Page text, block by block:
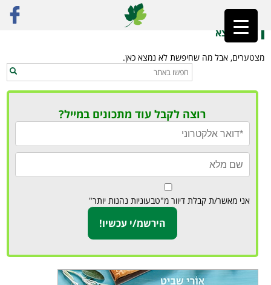
ראשי»חיפה והקריות
לא נמצא
מצטערים, אבל מה שחיפשת לא נמצא כאן.
רוצה לקבל עוד מתכונים במייל?
אני מאשר/ת קבלת דיוור מ"טבעוניות נהנות יותר"